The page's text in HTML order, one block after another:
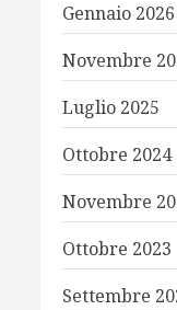
Gennaio 2026
Novembre
Luglio 2025
Ottobre 2024
Novembre
Ottobre 2023
Settembre